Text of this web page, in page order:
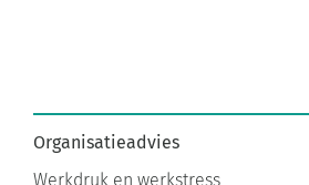
Organisatieadvies
Werkdruk en werkstress